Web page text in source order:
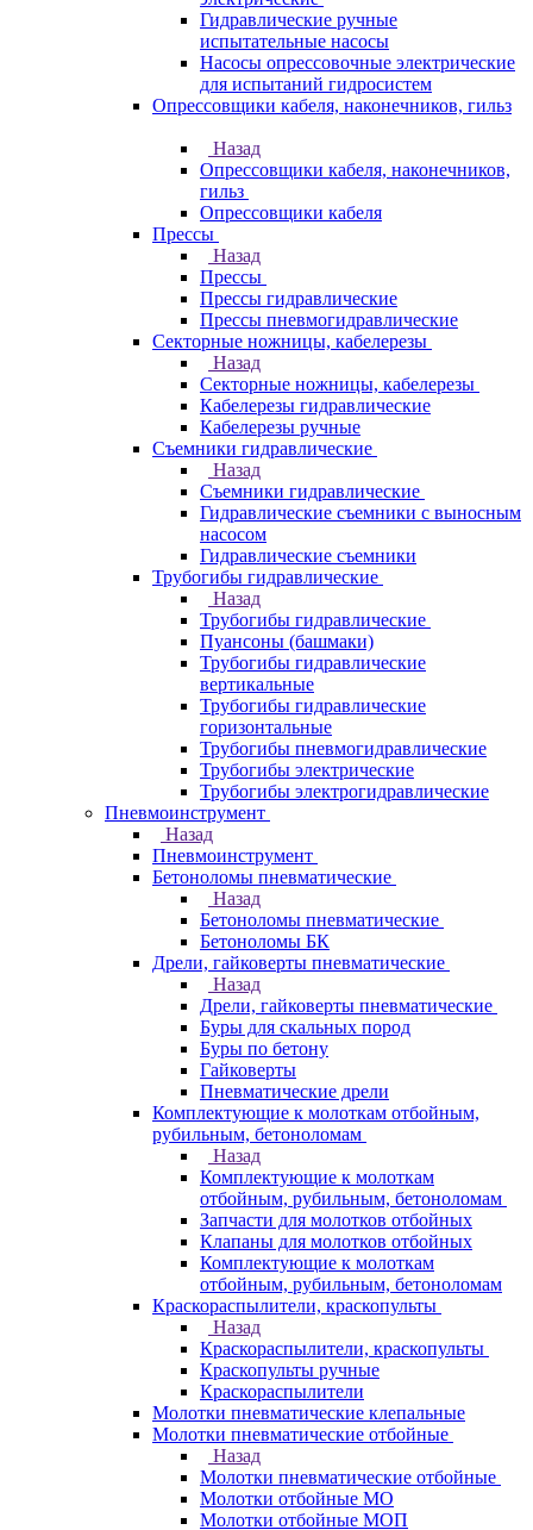
Гидравлические ручные
испытательные насосы
Насосы опрессовочные электрические
для испытаний гидросистем
Опрессовщики кабеля, наконечников, гильз
Назад
Опрессовщики кабеля, наконечников,
гильз
Опрессовщики кабеля
Прессы
Назад
Прессы
Прессы гидравлические
Прессы пневмогидравлические
Секторные ножницы, кабелерезы
Назад
Секторные ножницы, кабелерезы
Кабелерезы гидравлические
Кабелерезы ручные
Съемники гидравлические
Назад
Съемники гидравлические
Гидравлические cъемники с выносным
насосом
Гидравлические съемники
Трубогибы гидравлические
Назад
Трубогибы гидравлические
Пуансоны (башмаки)
Трубогибы гидравлические
вертикальные
Трубогибы гидравлические
горизонтальные
Трубогибы пневмогидравлические
Трубогибы электрические
Трубогибы электрогидравлические
Пневмоинструмент
Назад
Пневмоинструмент
Бетоноломы пневматические
Назад
Бетоноломы пневматические
Бетоноломы БК
Дрели, гайковерты пневматические
Назад
Дрели, гайковерты пневматические
Буры для скальных пород
Буры по бетону
Гайковерты
Пневматические дрели
Комплектующие к молоткам отбойным,
рубильным, бетоноломам
Назад
Комплектующие к молоткам
отбойным, рубильным, бетоноломам
Запчасти для молотков отбойных
Клапаны для молотков отбойных
Комплектующие к молоткам
отбойным, рубильным, бетоноломам
Краскораспылители, краскопульты
Назад
Краскораспылители, краскопульты
Краскопульты ручные
Краскораспылители
Молотки пневматические клепальные
Молотки пневматические отбойные
Назад
Молотки пневматические отбойные
Молотки отбойные МО
Молотки отбойные МОП